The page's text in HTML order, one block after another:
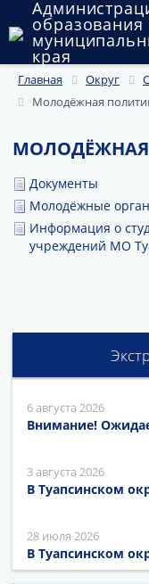
образования
края
Округ
Муниципальные
Государственный
Муниципальное
Главная Округ
Молодёжная
Документы
Молодёжные
Информация о
учреждений МО
6 августа 2026
Внимание!
3 августа 2026
В Туапсинском
28 июля 2026
В Туапсинском